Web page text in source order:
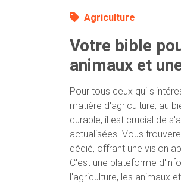
Agriculture
Votre bible
animaux et
Pour tous ceux qui
matière d'agriculture, au
durable, il est crucial de
actualisées. Vous
dédié, offrant une vision
C'est une plateforme
l'agriculture, les animaux